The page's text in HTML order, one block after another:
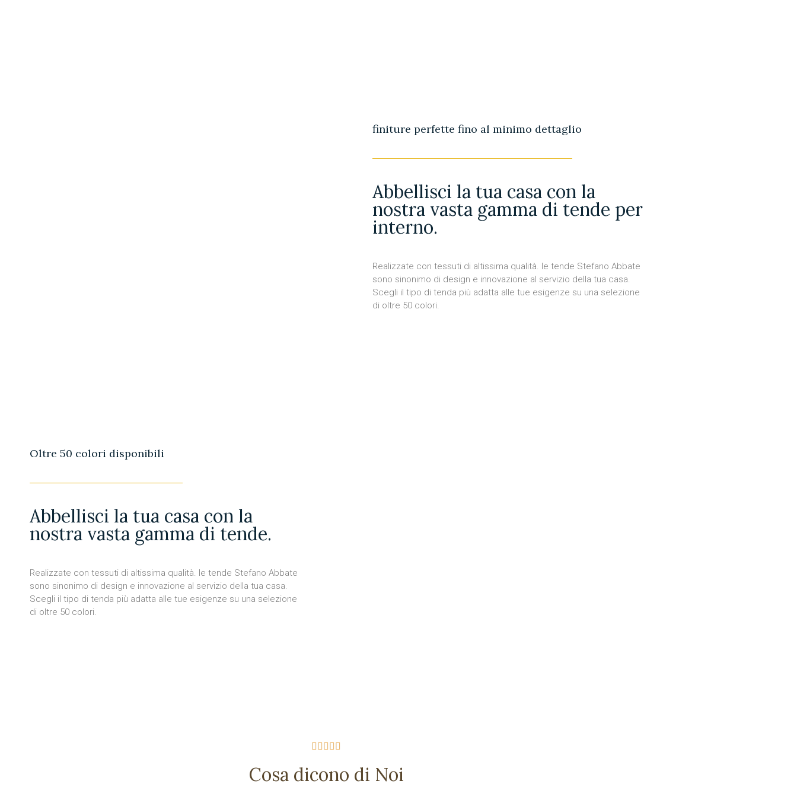
finiture perfette fino al minimo dettaglio
Abbellisci la tua casa con la
nostra vasta gamma di tende per
interno.
Realizzate con tessuti di altissima qualità. le tende Stefano Abbate
sono sinonimo di design e innovazione al servizio della tua casa.
Scegli il tipo di tenda più adatta alle tue esigenze su una selezione
di oltre 50 colori.
Oltre 50 colori disponibili
Abbellisci la tua casa con la
nostra vasta gamma di tende.
Realizzate con tessuti di altissima qualità. le tende Stefano Abbate
sono sinonimo di design e innovazione al servizio della tua casa.
Scegli il tipo di tenda più adatta alle tue esigenze su una selezione
di oltre 50 colori.
    
Cosa dicono di Noi